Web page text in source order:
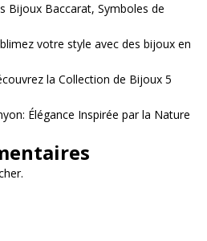
Bijoux Baccarat, Symboles de
votre style avec des bijoux en
la Collection de Bijoux 5
Élégance Inspirée par la Nature